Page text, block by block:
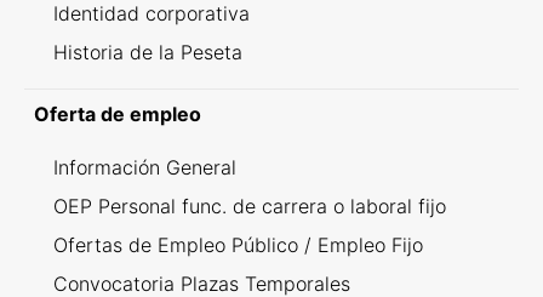
Identidad corporativa
Historia de la Peseta
Oferta de empleo
Información General
OEP Personal func. de carrera o laboral fijo
Ofertas de Empleo Público / Empleo Fijo
Convocatoria Plazas Temporales